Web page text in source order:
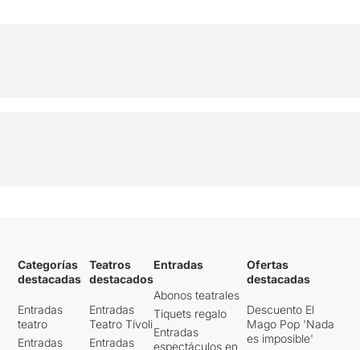
Categorías
destacadas
Entradas
teatro
Entradas
Teatros
destacados
Entradas
Teatro Tívoli
Entradas
Entradas
Abonos teatrales
Tiquets regalo
Entradas
espectáculos en
Ofertas
destacadas
Descuento El
Mago Pop 'Nada
es imposible'